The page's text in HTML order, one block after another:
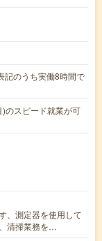
記のうち実働8時間で
のスピード就業が可
、測定器を使用して
清掃業務を…